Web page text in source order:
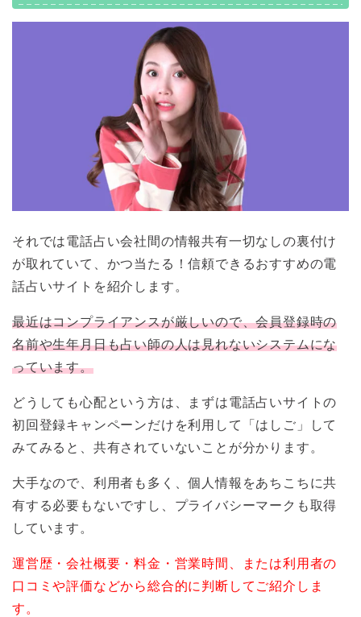
それでは電話占い会社間の情報共有一切なしの裏付け
が取れていて、かつ当たる！信頼できるおすすめの電
話占いサイトを紹介します。
最近はコンプライアンスが厳しいので、会員登録時の
名前や生年月日も占い師の人は見れないシステムにな
っています。
どうしても心配という方は、まずは電話占いサイトの
初回登録キャンペーンだけを利用して「はしご」して
みてみると、共有されていないことが分かります。
大手なので、利用者も多く、個人情報をあちこちに共
有する必要もないですし、プライバシーマークも取得
しています。
運営歴・会社概要・料金・営業時間、または利用者の
口コミや評価などから総合的に判断してご紹介しま
す。